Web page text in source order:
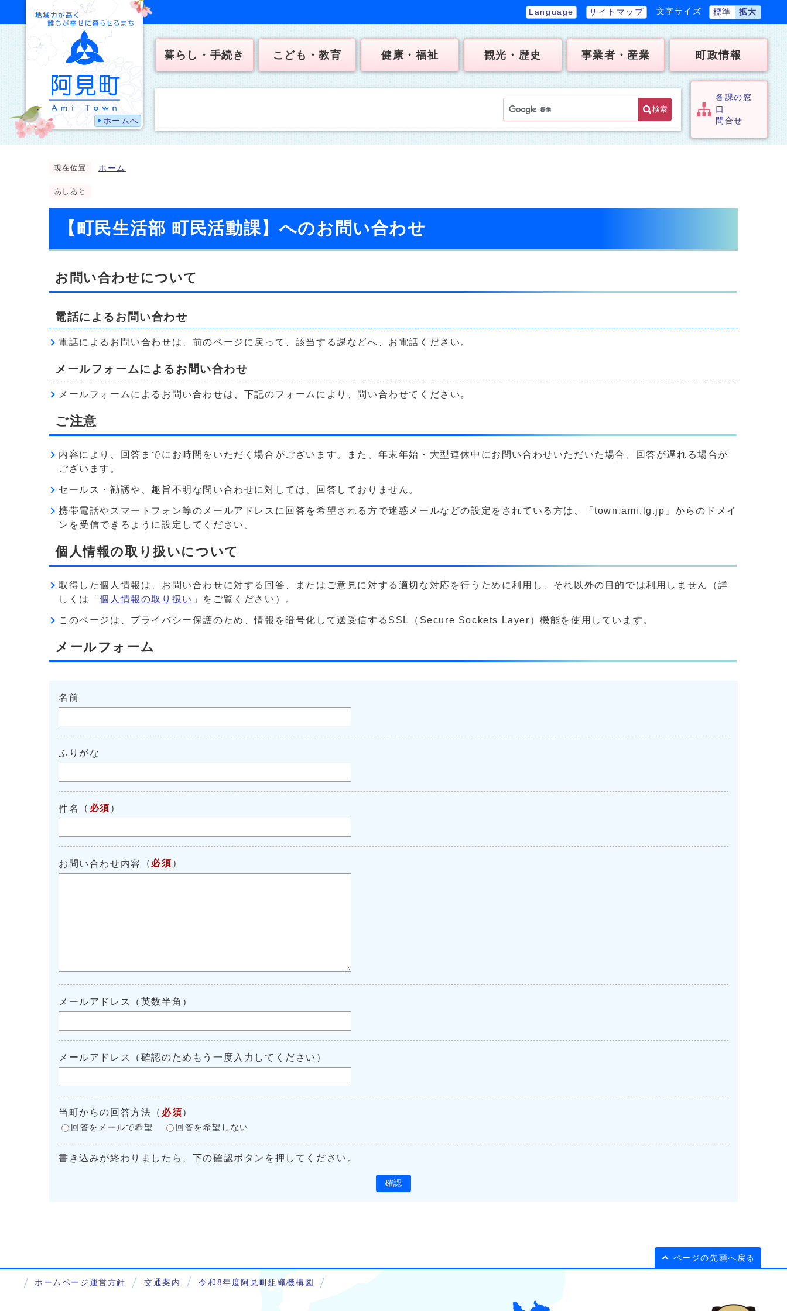
ホームへ
Language サイトマップ 文字サイズ 標準 拡大
暮らし・手続き こども・教育 健康・福祉 観光・歴史 事業者・産業 町政情報
検索
各課の窓
口
問合せ
現在位置 ホーム
あしあと
【町民生活部 町民活動課】へのお問い合わせ
お問い合わせについて
電話によるお問い合わせ
電話によるお問い合わせは、前のページに戻って、該当する課などへ、お電話ください。
メールフォームによるお問い合わせ
メールフォームによるお問い合わせは、下記のフォームにより、問い合わせてください。
ご注意
内容により、回答までにお時間をいただく場合がございます。また、年末年始・大型連休中にお問い合わせいただいた場合、回答が遅れる場合が
ございます。
セールス・勧誘や、趣旨不明な問い合わせに対しては、回答しておりません。
携帯電話やスマートフォン等のメールアドレスに回答を希望される方で迷惑メールなどの設定をされている方は、「town.ami.lg.jp」からのドメイ
ンを受信できるように設定してください。
個人情報の取り扱いについて
取得した個人情報は、お問い合わせに対する回答、またはご意見に対する適切な対応を行うために利用し、それ以外の目的では利用しません（詳
しくは「個人情報の取り扱い 」をご覧ください）。
このページは、プライバシー保護のため、情報を暗号化して送受信するSSL（Secure Sockets Layer）機能を使用しています。
メールフォーム
名前
ふりがな
件名 （ 必須 ）
お問い合わせ内容 （ 必須 ）
メールアドレス（英数半角）
メールアドレス（確認のためもう一度入力してください）
当町からの回答方法 （ 必須）
回答をメールで希望 回答を希望しない
書き込みが終わりましたら、下の確認ボタンを押してください。
確認
ページの先頭へ戻る
ホームページ運営方針 交通案内 令和8年度阿見町組織機構図